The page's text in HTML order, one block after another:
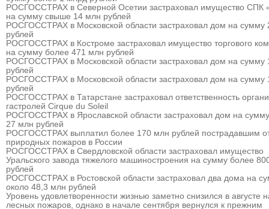
РОСГОССТРАХ в Северной Осетии застраховал имущество СПК
на сумму свыше 14 млн рублей
РОСГОССТРАХ в Московской области застраховал дом на сумму
рублей
РОСГОССТРАХ в Костроме застраховал имущество торгового
на сумму более 471 млн рублей
РОСГОССТРАХ в Московской области застраховал дом на сумму
рублей
РОСГОССТРАХ в Московской области застраховал дом на сумму
рублей
РОСГОССТРАХ в Татарстане застраховал ответственность
гастролей Cirque du Soleil
РОСГОССТРАХ в Ярославской области застраховал дом на
27 млн рублей
РОСГОССТРАХ выплатил более 170 млн рублей пострадавшим
природных пожаров в России
РОСГОССТРАХ в Свердловской области застраховал имущество
Уральского завода тяжелого машиностроения на сумму более
рублей
РОСГОССТРАХ в Ростовской области застраховал два дома на
около 48,3 млн рублей
Уровень удовлетворенности жизнью заметно снизился в августе
лесных пожаров, однако в начале сентября вернулся к прежним